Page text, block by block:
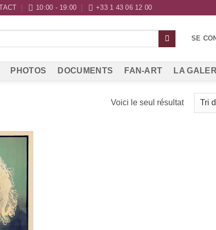
10:00 - 19:00 +33 1 43 06 12 00
SE
PHOTOS DOCUMENTS FAN-ART LA
Voici le seul résultat